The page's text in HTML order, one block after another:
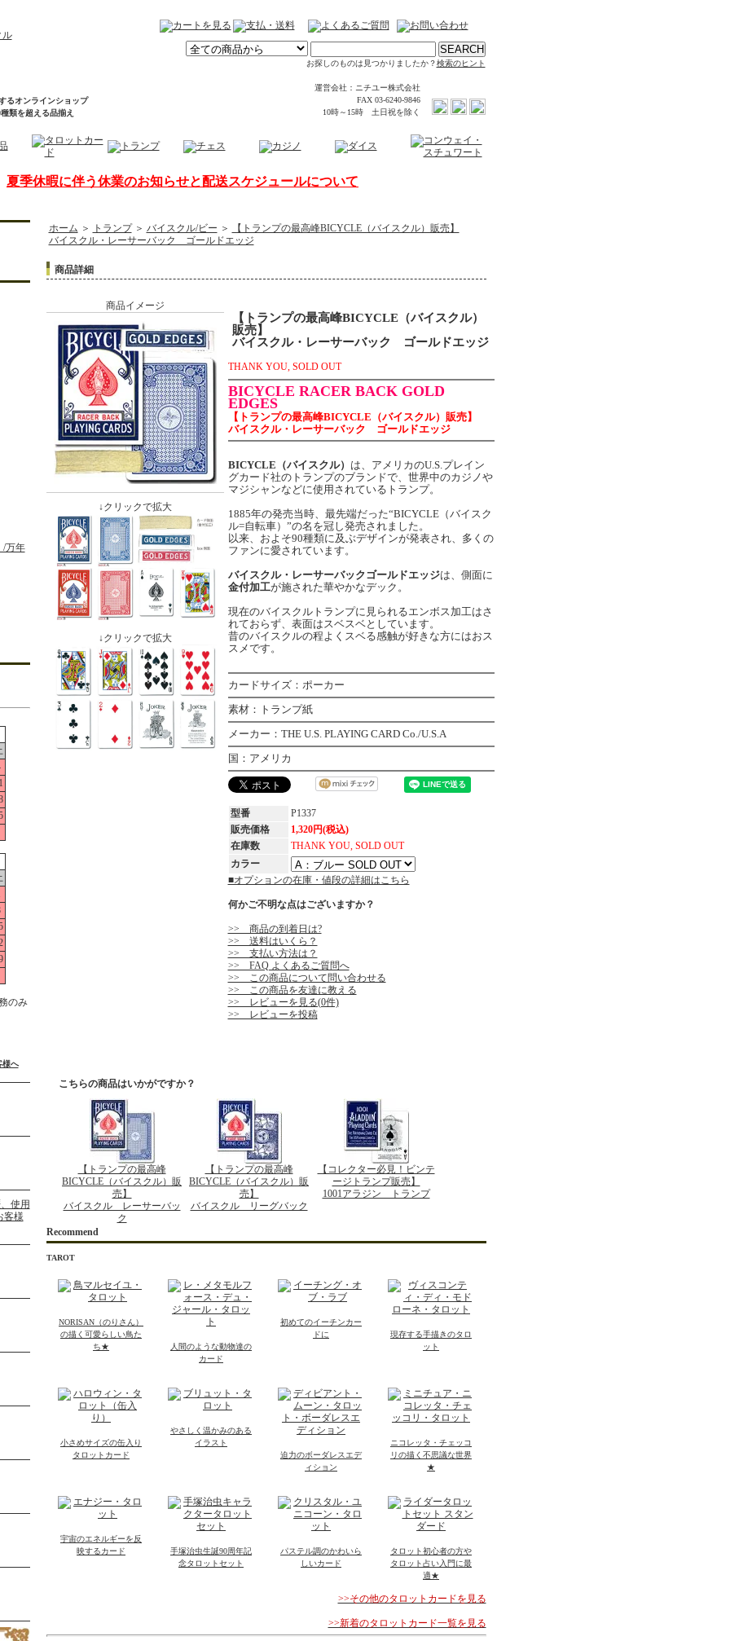
お探しのものは見つかりましたか？検索のヒント
運営会社：ニチユー株式会社
FAX 03-6240-9846
10時～15時 土日祝を除く
るオンラインショップ
類を超える品揃え
夏季休暇に伴う休業のお知らせと配送スケジュールについて
/万年
のみ
様へ
ホーム ＞ トランプ＞ バイスクル/ビー ＞
【トランプの最高峰BICYCLE（バイスクル）販売】
バイスクル・レーサーバック ゴールドエッジ
商品詳細
商品イメージ
↓クリックで拡大
↓クリックで拡大
【トランプの最高峰BICYCLE（バイスクル）
販売】
バイスクル・レーサーバック ゴールドエッジ
THANK YOU, SOLD OUT
BICYCLE RACER BACK GOLD
EDGES
【トランプの最高峰BICYCLE（バイスクル）販売】
バイスクル・レーサーバック ゴールドエッジ
BICYCLE（バイスクル） は、アメリカのU.S.プレイン
グカード社のトランプのブランドで、世界中のカジノや
マジシャンなどに使用されているトランプ。
1885年の発売当時、最先端だった“BICYCLE（バイスク
ル=自転車）”の名を冠し発売されました。
以来、およそ90種類に及ぶデザインが発表され、多くの
ファンに愛されています。
バイスクル・レーサーバックゴールドエッジは、側面に
金付加工が施された華やかなデック。
現在のバイスクルトランプに見られるエンボス加工はさ
れておらず、表面はスベスベとしています。
昔のバイスクルの程よくスベる感触が好きな方にはおス
スメです。
カードサイズ：ポーカー
素材：トランプ紙
メーカー：THE U.S. PLAYING CARD Co./U.S.A
国：アメリカ
型番
P1337
販売価格
1,320円(税込)
在庫数
THANK YOU, SOLD OUT
カラー
■オプションの在庫・値段の詳細はこちら
何かご不明な点はございますか？
>> 商品の到着日は?
>> 送料はいくら？
>> 支払い方法は？
>> FAQ よくあるご質問へ
>> この商品について問い合わせる
>> この商品を友達に教える
>> レビューを見る(0件)
>> レビューを投稿
こちらの商品はいかがですか？
【トランプの最高峰
BICYCLE（バイスクル）販
売】
バイスクル レーサーバッ
ク
【トランプの最高峰
BICYCLE（バイスクル）販
売】
バイスクル リーグバック
【コレクター必見！ビンテ
ージトランプ販売】
1001アラジン トランプ
Recommend
TAROT
NORISAN（のりさん）
の描く可愛らしい鳥た
ち★
人間のような動物達の
カード
初めてのイーチンカー
ドに
現存する手描きのタロ
ット
小さめサイズの缶入り
タロットカード
やさしく温かみのある
イラスト
迫力のボーダレスエデ
ィション
ニコレッタ・チェッコ
リの描く不思議な世界
★
宇宙のエネルギーを反
映するカード
手塚治虫生誕90周年記
念タロットセット
パステル調のかわいら
しいカード
タロット初心者の方や
タロット占い入門に最
適★
>>その他のタロットカードを見る
>>新着のタロットカード一覧を見る